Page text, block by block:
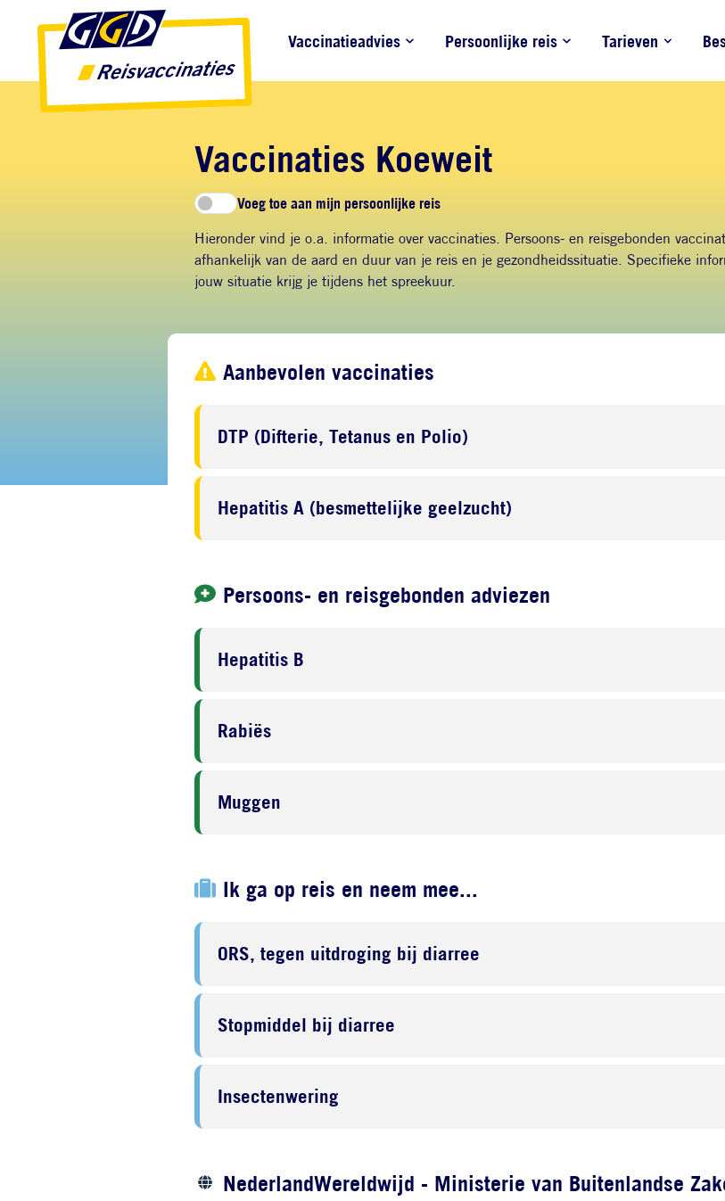
Direct naar inhoud
Direct naar hoofdnavigatie
Direct naar zoekfunctie
Hoofdnavigatie
Vaccinatieadvies Persoonlijke reis Tarieven
Vaccinaties Koeweit
Voeg toe aan mijn persoonlijke reis
Hieronder vind je o.a. informatie over vaccinaties. Persoons- en reisgebonden
afhankelijk van de aard en duur van je reis en je gezondheidssituatie. Specifieke
jouw situatie krijg je tijdens het spreekuur.
Aanbevolen vaccinaties
DTP (Difterie, Tetanus en Polio)
Hepatitis A (besmettelijke geelzucht)
Persoons- en reisgebonden adviezen
Hepatitis B
Rabiës
Muggen
Ik ga op reis en neem mee...
ORS, tegen uitdroging bij diarree
Stopmiddel bij diarree
Insectenwering
NederlandWereldwijd - Ministerie van Buitenlandse